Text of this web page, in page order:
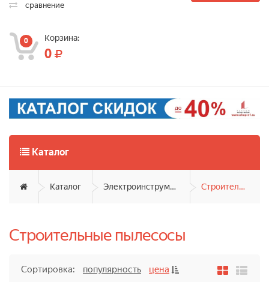
сравнение
0 Корзина:
0
Каталог
Каталог Электроинструмент, садовая техника Строительные пылесосы
Строительные пылесосы
Сортировка: популярность
цена